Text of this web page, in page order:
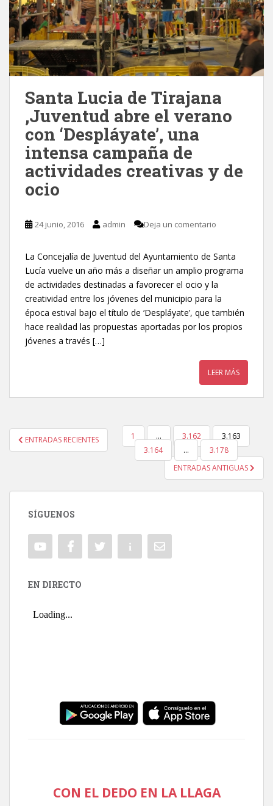
Santa Lucia de Tirajana
,Juventud abre el verano
con ‘Despláyate’, una
intensa campaña de
actividades creativas y de
ocio
24 junio, 2016 admin Deja un comentario
La Concejalía de Juventud del Ayuntamiento de Santa
Lucía vuelve un año más a diseñar un amplio programa
de actividades destinadas a favorecer el ocio y la
creatividad entre los jóvenes del municipio para la
época estival bajo el título de ‘Despláyate’, que también
hace realidad las propuestas aportadas por los propios
jóvenes a través […]
LEER MÁS
NAVEGACIÓN DE ENTRADAS
ENTRADAS RECIENTES 1 … 3.162
3.163
3.164
…
3.178
ENTRADAS ANTIGUAS
SÍGUENOS
EN DIRECTO
CON EL DEDO EN LA LLAGA